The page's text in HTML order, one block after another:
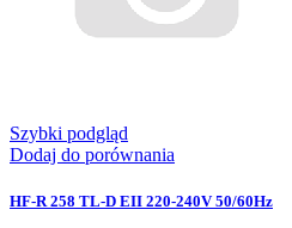
Szybki podgląd
Dodaj do porównania
HF-R 258 TL-D EII 220-240V 50/60Hz